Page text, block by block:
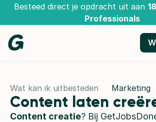
Besteed direct je opdracht uit aan
Professionals
Wat kan ik uitbesteden Marketing
Content laten
Content creatie? Bij